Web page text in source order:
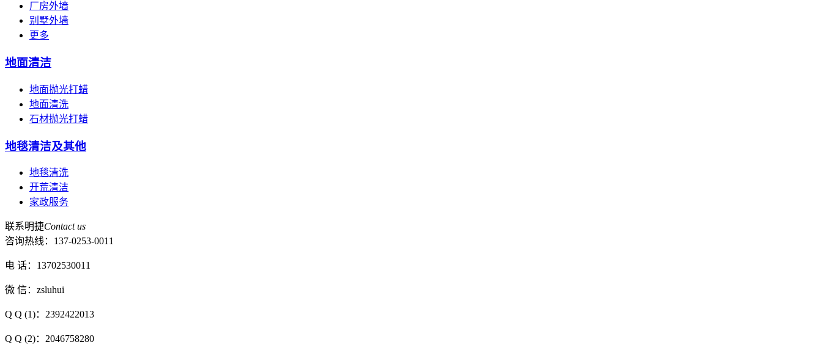
厂房外墙
别墅外墙
更多
地面清洁
地面抛光打蜡
地面清洗
石材抛光打蜡
地毯清洁及其他
地毯清洗
开荒清洁
家政服务
联系明捷Contact us
咨询热线： 137-0253-0011
电 话：13702530011
微 信：zsluhui
Q Q (1)：2392422013
Q Q (2)：2046758280